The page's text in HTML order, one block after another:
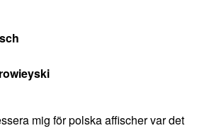
mig för polska affischer var det